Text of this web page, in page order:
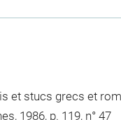
et stucs grecs et
1986, p. 119, n° 47